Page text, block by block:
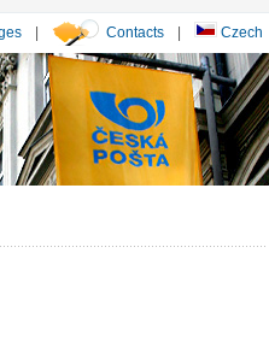
| Contacts | Czech